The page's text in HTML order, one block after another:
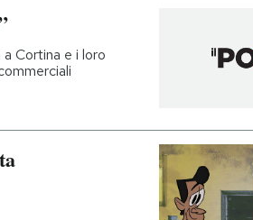
Cortina e i loro